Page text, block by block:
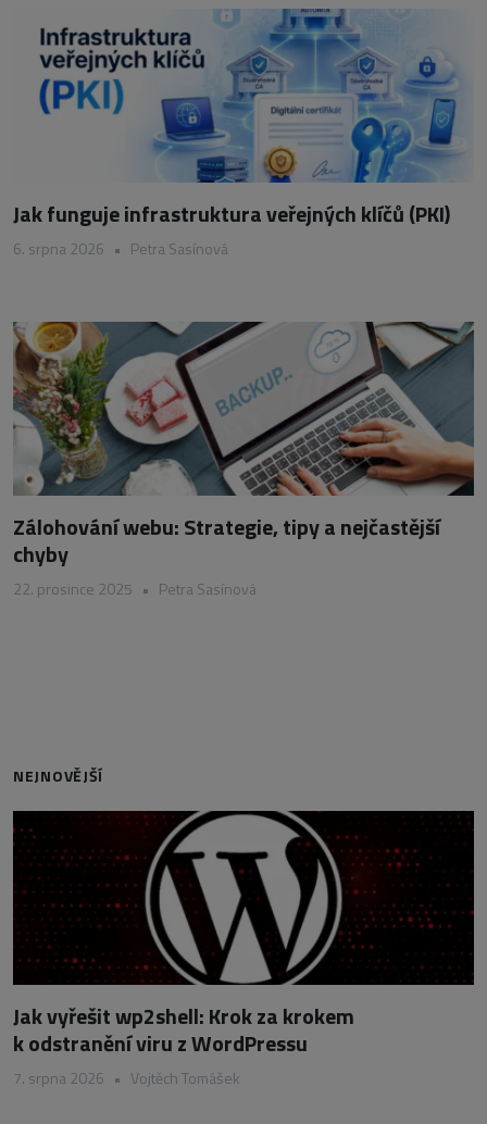
Jak funguje infrastruktura veřejných klíčů (PKI)
6. srpna 2026 • Petra Sasínová
Zálohování webu: Strategie, tipy a nejčastější
chyby
22. prosince 2025 • Petra Sasínová
NEJNOVĚJŠÍ
Jak vyřešit wp2shell: Krok za krokem
k odstranění viru z WordPressu
7. srpna 2026 • Vojtěch Tomášek